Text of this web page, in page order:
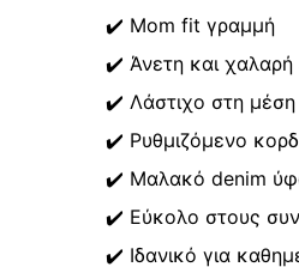
✔️ Mom fit γραμμή
✔️ Άνετη και
✔️ Λάστιχο στη μέση
✔️ Ρυθμιζόμενο
✔️ Μαλακό denim
✔️ Εύκολο στους
✔️ Ιδανικό για